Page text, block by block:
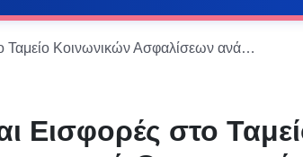
Ενεργοί Εισφορείς και Εισφορές στο Ταμείο Κοινωνικών Ασφαλίσεων ανά Οικονομική Δραστηριότητα
Εισφορές στο